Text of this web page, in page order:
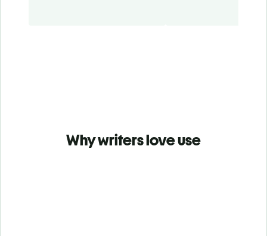
Why writers love use